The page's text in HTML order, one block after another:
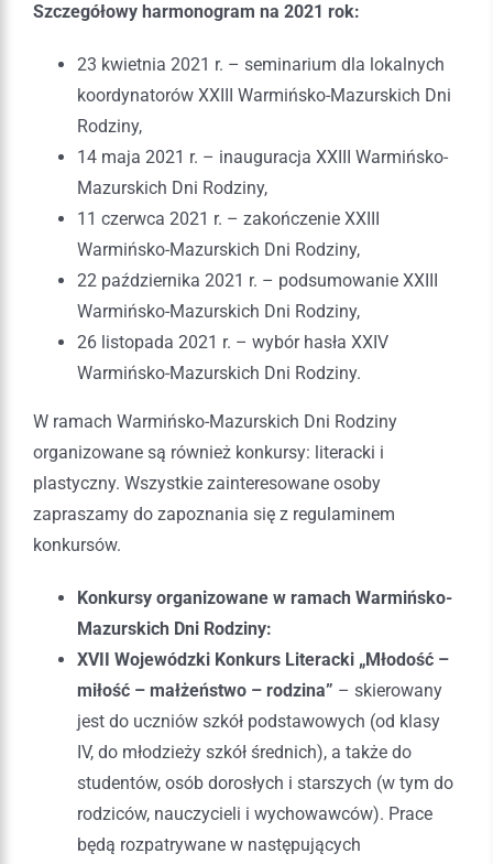
Szczegółowy harmonogram na 2021 rok:
23 kwietnia 2021 r. – seminarium dla lokalnych
koordynatorów XXIII Warmińsko-Mazurskich Dni
Rodziny,
14 maja 2021 r. – inauguracja XXIII Warmińsko-
Mazurskich Dni Rodziny,
11 czerwca 2021 r. – zakończenie XXIII
Warmińsko-Mazurskich Dni Rodziny,
22 października 2021 r. – podsumowanie XXIII
Warmińsko-Mazurskich Dni Rodziny,
26 listopada 2021 r. – wybór hasła XXIV
Warmińsko-Mazurskich Dni Rodziny.
W ramach Warmińsko-Mazurskich Dni Rodziny
organizowane są również konkursy: literacki i
plastyczny. Wszystkie zainteresowane osoby
zapraszamy do zapoznania się z regulaminem
konkursów.
Konkursy organizowane w ramach Warmińsko-
Mazurskich Dni Rodziny:
XVII Wojewódzki Konkurs Literacki „Młodość –
miłość – małżeństwo – rodzina” – skierowany
jest do uczniów szkół podstawowych (od klasy
IV, do młodzieży szkół średnich), a także do
studentów, osób dorosłych i starszych (w tym do
rodziców, nauczycieli i wychowawców). Prace
będą rozpatrywane w następujących